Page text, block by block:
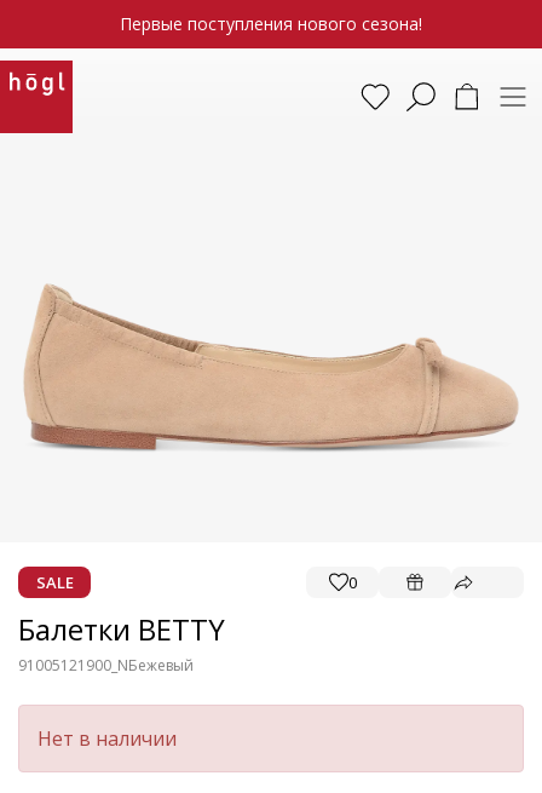
Первые поступления нового сезона!
SALE 0
Балетки BETTY
91005121900_NБежевый
Нет в наличии